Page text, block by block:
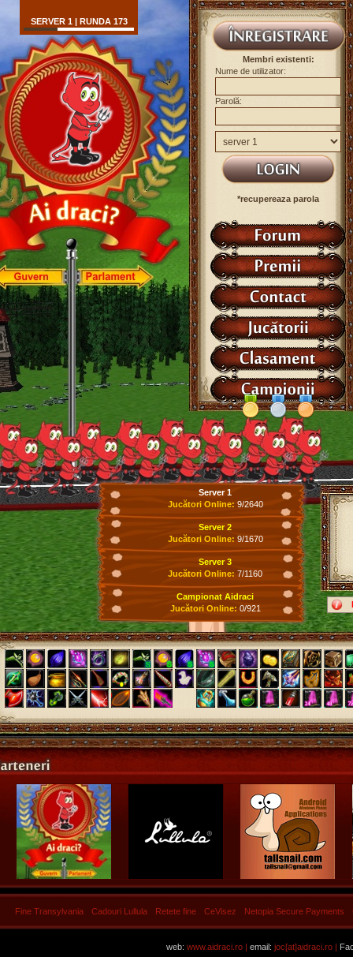
SERVER 1 | RUNDA 173
Membri existenti:
Nume de utilizator:
Parolă:
*recupereaza parola
Server 1
Jucători Online: 9/2640
Server 2
Jucători Online: 9/1670
Server 3
Jucători Online: 7/1160
Campionat Aidraci
Jucători Online: 0/921
Fine Transylvania Cadouri Lullula Retete fine CeVisez Netopia Secure Payments
web: www.aidraci.ro | email: joc[at]aidraci.ro |